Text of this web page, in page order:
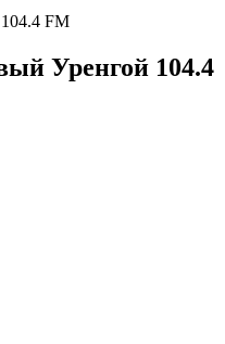
FM
Уренгой 104.4